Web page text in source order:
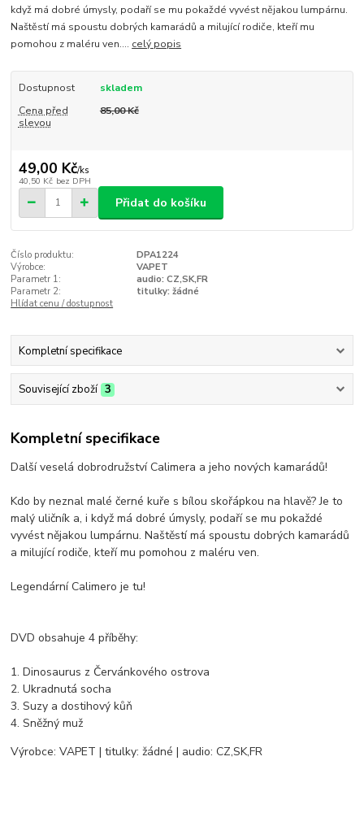
když má dobré úmysly, podaří se mu pokaždé vyvést nějakou lumpárnu.
Naštěstí má spoustu dobrých kamarádů a milující rodiče, kteří mu
pomohou z maléru ven.... celý popis
Dostupnost
skladem
Cena před
slevou
85,00 Kč
49,00 Kč/ks
40,50 Kč bez DPH
Přidat do košíku
Číslo produktu:
DPA1224
Výrobce:
VAPET
Parametr 1:
audio: CZ,SK,FR
Parametr 2:
titulky: žádné
Hlídat cenu / dostupnost
Kompletní specifikace
Související zboží 3
Kompletní specifikace
Další veselá dobrodružství Calimera a jeho nových kamarádů!
Kdo by neznal malé černé kuře s bílou skořápkou na hlavě? Je to
malý uličník a, i když má dobré úmysly, podaří se mu pokaždé
vyvést nějakou lumpárnu. Naštěstí má spoustu dobrých kamarádů
a milující rodiče, kteří mu pomohou z maléru ven.
Legendární Calimero je tu!
DVD obsahuje 4 příběhy:
1. Dinosaurus z Červánkového ostrova
2. Ukradnutá socha
3. Suzy a dostihový kůň
4. Sněžný muž
Výrobce: VAPET | titulky: žádné | audio: CZ,SK,FR